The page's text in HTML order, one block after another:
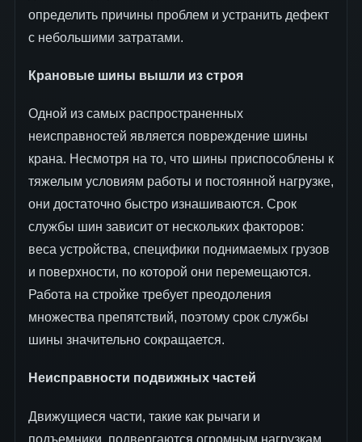
определить причины проблем и устранить дефект
с небольшими затратами.
Крановые шины вышли из строя
Одной из самых распространенных
неисправностей является повреждение шины
крана. Несмотря на то, что шины приспособлены к
тяжелым условиям работы и постоянной нагрузке,
они достаточно быстро изнашиваются. Срок
службы шин зависит от нескольких факторов:
веса устройства, специфики поднимаемых грузов
и поверхности, по которой они перемещаются.
Работа на стройке требует преодоления
множества препятствий, поэтому срок службы
шины значительно сокращается.
Неисправности подвижных частей
Движущиеся части, такие как рычаги и
подъемники, подвергаются огромным нагрузкам.